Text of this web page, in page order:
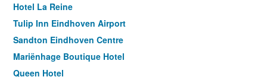
Hotel La Reine
Tulip Inn Eindhoven Airport
Sandton Eindhoven Centre
Mariënhage Boutique Hotel
Queen Hotel